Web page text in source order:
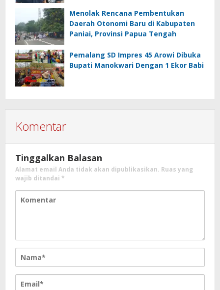
Menolak Rencana Pembentukan
Daerah Otonomi Baru di Kabupaten
Paniai, Provinsi Papua Tengah
Pemalang SD Impres 45 Arowi Dibuka
Bupati Manokwari Dengan 1 Ekor Babi
Komentar
Tinggalkan Balasan
Alamat email Anda tidak akan dipublikasikan. Ruas yang
wajib ditandai *